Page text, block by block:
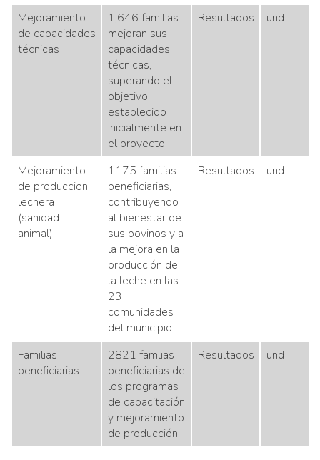
Mejoramiento
de capacidades
técnicas
1,646 familias
mejoran sus
capacidades
técnicas,
superando el
objetivo
establecido
inicialmente en
el proyecto
Resultados und
Mejoramiento
de produccion
lechera
(sanidad
animal)
1175 familias
beneficiarias,
contribuyendo
al bienestar de
sus bovinos y a
la mejora en la
producción de
la leche en las
23
comunidades
del municipio.
Resultados und
Familias
beneficiarias
2821 famlias
beneficiarias de
los programas
de capacitación
y mejoramiento
de producción
Resultados und